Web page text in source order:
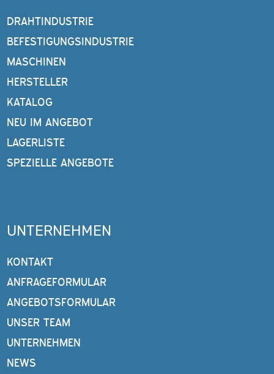
DRAHTINDUSTRIE
BEFESTIGUNGSINDUSTRIE
MASCHINEN
HERSTELLER
KATALOG
NEU IM ANGEBOT
LAGERLISTE
SPEZIELLE ANGEBOTE
UNTERNEHMEN
KONTAKT
ANFRAGEFORMULAR
ANGEBOTSFORMULAR
UNSER TEAM
UNTERNEHMEN
NEWS